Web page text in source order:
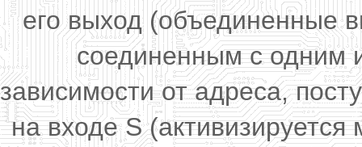
его выход (объединенные
соединенным с одним
зависимости от адреса,
на входе S